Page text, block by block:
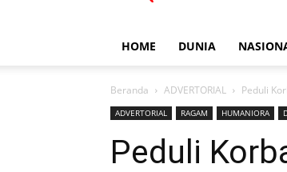
HOME DUNIA
Beranda ADVERTORIAL Peduli
ADVERTORIAL RAGAM HUMANIORA
Peduli